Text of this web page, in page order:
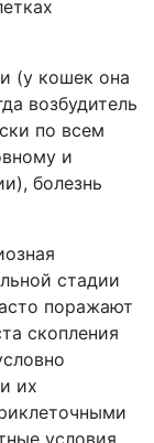
(у кошек она
возбудитель
по всем
и
болезнь
стадии
поражают
скопления
их
условия